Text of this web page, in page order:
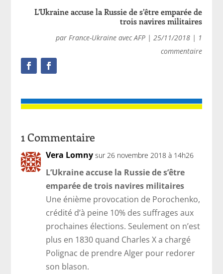
L’Ukraine accuse la Russie de s’être emparée de
trois navires militaires
par France-Ukraine avec AFP| 25/11/2018| 1
commentaire
1 Commentaire
Vera Lomny sur 26 novembre 2018 à 14h26
L’Ukraine accuse la Russie de s’être
emparée de trois navires militaires
Une énième provocation de Porochenko,
crédité d’à peine 10% des suffrages aux
prochaines élections. Seulement on n’est
plus en 1830 quand Charles X a chargé
Polignac de prendre Alger pour redorer
son blason.